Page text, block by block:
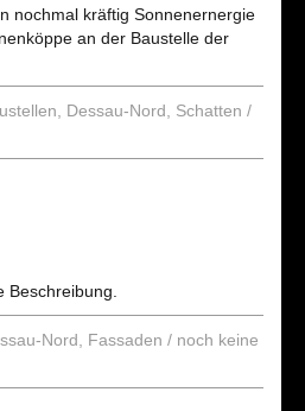
nochmal kräftig Sonnenernergie
an der Baustelle der
Dessau-Nord Schatten /
Beschreibung.
Nord Fassaden / noch keine